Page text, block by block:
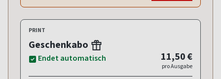
PRINT
Geschenkabo
Endet automatisch 11,50 €
pro Ausgabe